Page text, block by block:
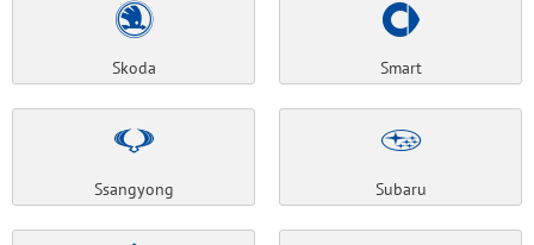
Skoda Smart
Ssangyong Subaru